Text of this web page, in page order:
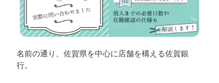
名前の通り、佐賀県を中心に店舗を構える佐賀銀
行。